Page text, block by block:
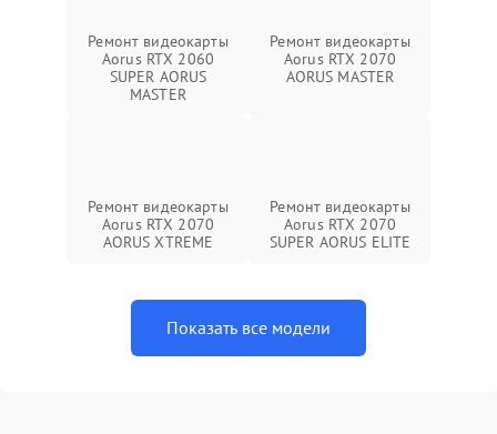
Ремонт видеокарты
Aorus RTX 2060
SUPER AORUS
MASTER
Ремонт видеокарты
Aorus RTX 2070
AORUS MASTER
Ремонт видеокарты
Aorus RTX 2070
AORUS XTREME
Ремонт видеокарты
Aorus RTX 2070
SUPER AORUS ELITE
Показать все модели